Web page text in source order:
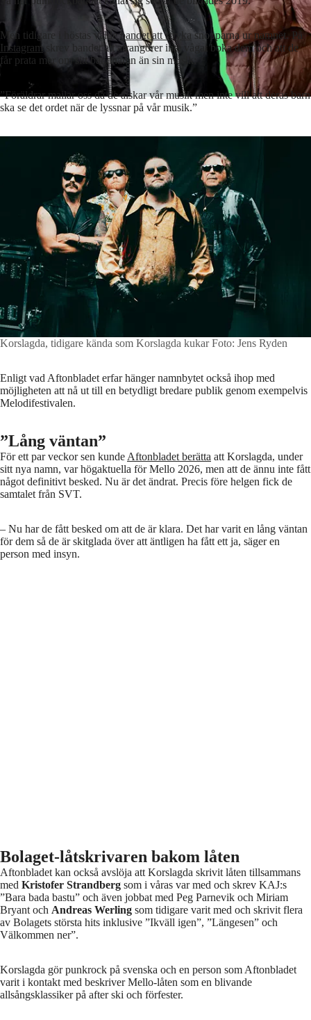
Men tidigare i höstas valdebandet att stryka snopparna ur namnet. På
Instagramskrev bandet att arrangörer inte vågat boka dem och att de
får prata mer om sitt bandnamn än sin musik:
”Föräldrar mailar oss då de älskar vår musik men inte vill att deras barn
ska se det ordet när de lyssnar på vår musik.”
Korslagda, tidigare kända som Korslagda kukarFoto: Jens Ryden
Enligt vad Aftonbladet erfar hänger namnbytet också ihop med
möjligheten att nå ut till en betydligt bredare publik genom exempelvis
Melodifestivalen.
”Lång väntan”
För ett par veckor sen kunde Aftonbladet berätta att Korslagda, under
sitt nya namn, var högaktuella för Mello 2026, men att de ännu inte fått
något definitivt besked. Nu är det ändrat. Precis före helgen fick de
samtalet från SVT.
– Nu har de fått besked om att de är klara. Det har varit en lång väntan
för dem så de är skitglada över att äntligen ha fått ett ja, säger en
person med insyn.
Bolaget-låtskrivaren bakom låten
Aftonbladet kan också avslöja att Korslagda skrivit låten tillsammans
med Kristofer Strandberg som i våras var med och skrev KAJ:s
”Bara bada bastu” och även jobbat med Peg Parnevik och Miriam
Bryant och Andreas Werling som tidigare varit med och skrivit flera
av Bolagets största hits inklusive ”Ikväll igen”, ”Längesen” och
Välkommen ner”.
Korslagda gör punkrock på svenska och en person som Aftonbladet
varit i kontakt med beskriver Mello-låten som en blivande
allsångsklassiker på after ski och förfester.